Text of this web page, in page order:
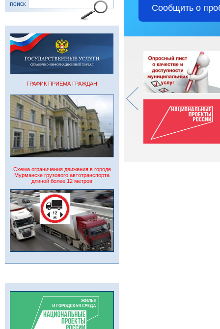
поиск
ГРАФИК ПРИЕМА ГРАЖДАН
Схема ограничения движения в городе
Мурманске грузового автотранспорта
длиной более 12 метров
Сообщить о